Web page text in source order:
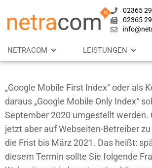
02365
02365
NETRACOM LEISTUNGEN
„Google Mobile First Index“ oder als
daraus „Google Mobile Only Index“
September 2020 umgestellt werden.
jetzt aber auf Webseiten-Betreiber
die Frist bis März 2021. Das heißt:
diesem Termin sollte Sie folgende